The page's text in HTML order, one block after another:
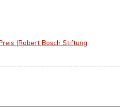
(Robert Bosch Stiftung,